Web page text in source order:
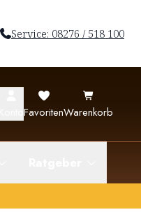
Service: 08276 / 518 100
FavoritenWarenkorb